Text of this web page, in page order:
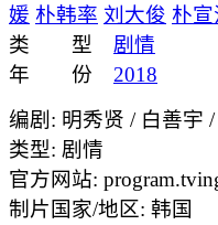
媛 朴韩率 刘大俊 朴宣
类 型 剧情
年 份 2018
编剧: 明秀贤 / 白善宇
类型: 剧情
官方网站:
制片国家/地区: 韩国